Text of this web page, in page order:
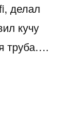
делал
кучу
труба….